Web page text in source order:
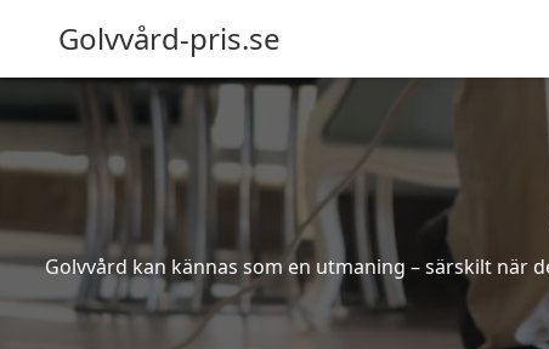
Golvvård-pris.se
Golvvård kan kännas som en utmaning – särskilt